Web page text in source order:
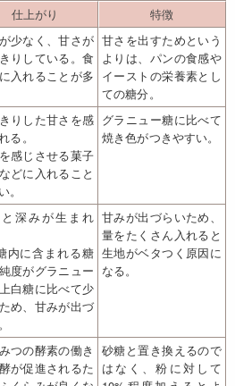
仕上がり
特徴
少なく、甘さが
りしている。食
入れることが多
甘さを出すためという
よりは、パンの食感や
イーストの栄養素とし
ての糖分。
りした甘さを感
る。
感じさせる菓子
どに入れること
。
グラニュー糖に比べて
焼き色がつきやすい。
深みが生まれ
内に含まれる糖
度がグラニュー
白糖に比べて少
め、甘みが出づ
甘みが出づらいため、
量をたくさん入れると
生地がベタつく原因に
なる。
つの酵素の働き
が促進されるた
砂糖と置き換えるので
はなく、粉に対して